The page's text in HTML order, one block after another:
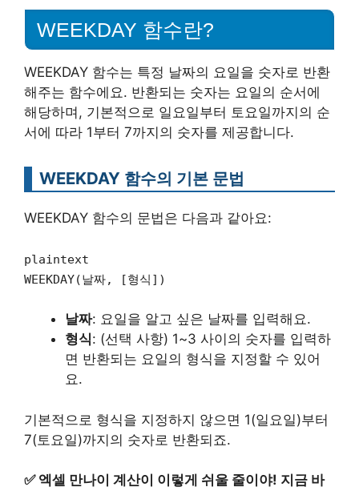
WEEKDAY 함수란?
WEEKDAY 함수는 특정 날짜의 요일을 숫자로 반환
해주는 함수에요. 반환되는 숫자는 요일의 순서에
해당하며, 기본적으로 일요일부터 토요일까지의 순
서에 따라 1부터 7까지의 숫자를 제공합니다.
WEEKDAY 함수의 기본 문법
WEEKDAY 함수의 문법은 다음과 같아요:
plaintext
WEEKDAY(날짜, [형식])
날짜: 요일을 알고 싶은 날짜를 입력해요.
형식: (선택 사항) 1~3 사이의 숫자를 입력하
면 반환되는 요일의 형식을 지정할 수 있어
요.
기본적으로 형식을 지정하지 않으면 1(일요일)부터
7(토요일)까지의 숫자로 반환되죠.
✅ 엑셀 만나이 계산이 이렇게 쉬울 줄이야! 지금 바